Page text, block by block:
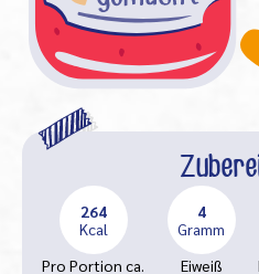
264
Kcal
Pro Portion ca.
4
Gramm
Eiweiß